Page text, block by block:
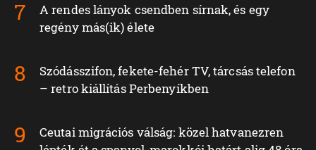
A rendes lányok csendben sírnak, és egy
regény más(ik) élete
Szódásszifon, fekete-fehér TV, tárcsás telefon
– retro kiállítás Perbenyíkben
Ceutai migrációs válság: közel hatvanezren